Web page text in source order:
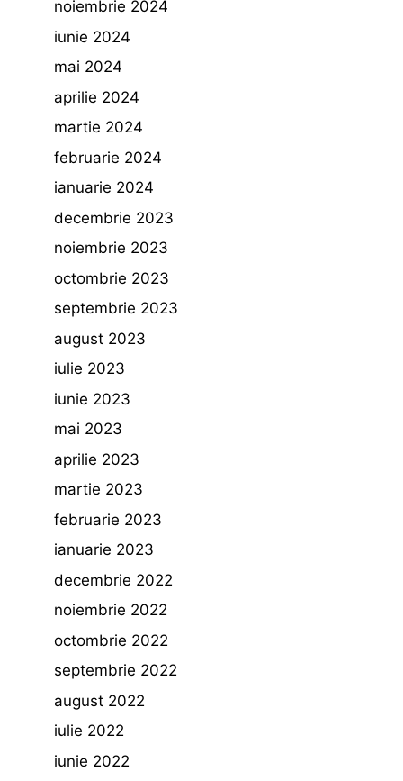
noiembrie 2024
iunie 2024
mai 2024
aprilie 2024
martie 2024
februarie 2024
ianuarie 2024
decembrie 2023
noiembrie 2023
octombrie 2023
septembrie 2023
august 2023
iulie 2023
iunie 2023
mai 2023
aprilie 2023
martie 2023
februarie 2023
ianuarie 2023
decembrie 2022
noiembrie 2022
octombrie 2022
septembrie 2022
august 2022
iulie 2022
iunie 2022